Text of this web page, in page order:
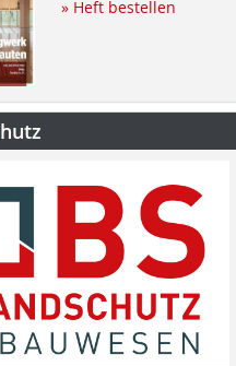
» Heft bestellen